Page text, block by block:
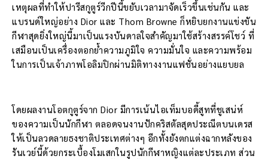
เหตุผลที่ทำให้ปารีสกูตูร์วีกปีนี้ขยับเวลามาจัดเร็วขึ้นเช่นกัน และ
แบรนด์ใหญ่อย่าง Dior และ Thom Browne ก็หยิบยกงานแข่งขัน
กีฬาสุดยิ่งใหญ่นี้มาเป็นแรงบันดาลใจสำคัญมาใช้สร้างสรรค์โชว์ ที่
เสมือนเป็นเครื่องตอกย้ำความภูมิใจ ความมั่นใจ และความพร้อม
ในการเป็นเจ้าภาพโอลิมปิกผ่านมิติทางงานแฟชั่นอย่างแยบยล
โดยผลงานโอตกูตูร์จาก Dior มีการเน้นไอเท็มบอดี้สูทที่ชูเสน่ห์
ของความเป็นนักกีฬา ตลอดจนงานปักคริสตัลสุดประณีตบนเดรส
ให้เป็นลวดลายธงชาติประเทศต่างๆ อีกทั้งยังตกแต่งฉากหลังของ
รันเวย์นี้ด้วยกระเบื้องโมเสกในรูปนักกีฬาหญิงแต่ละประเภท ส่วน